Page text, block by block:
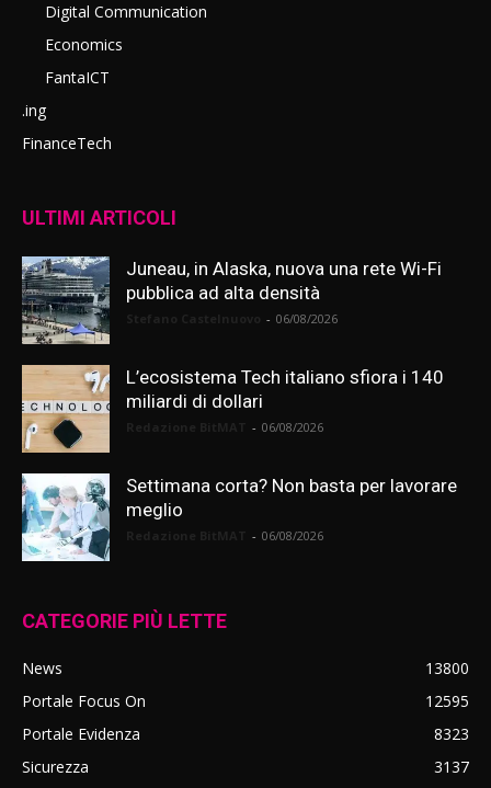
Digital Communication
Economics
FantaICT
.ing
FinanceTech
ULTIMI ARTICOLI
Juneau, in Alaska, nuova una rete Wi-Fi
pubblica ad alta densità
- 06/08/2026
L’ecosistema Tech italiano sfiora i 140
miliardi di dollari
- 06/08/2026
Settimana corta? Non basta per lavorare
meglio
- 06/08/2026
CATEGORIE PIÙ LETTE
News
13800
Portale Focus On
12595
Portale Evidenza
8323
Sicurezza
3137